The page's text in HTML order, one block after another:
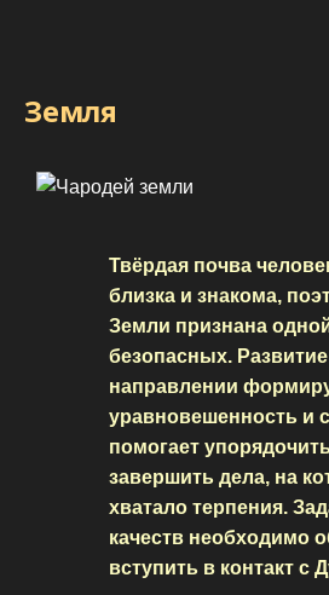
Земля
Твёрдая почва
близка и знакома,
Земли признана
безопасных.
направлении
уравновешенность и
помогает
завершить дела, на
хватало терпения.
качеств необходимо
вступить в контакт с